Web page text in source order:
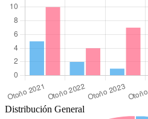
Distribución General